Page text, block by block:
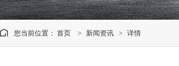
您当前位置： 首页 > 新闻资讯 > 详情